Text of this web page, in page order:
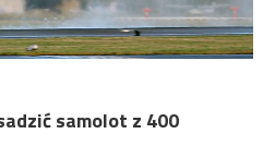
samolot z 400